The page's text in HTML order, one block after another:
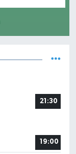
21:30
19:00